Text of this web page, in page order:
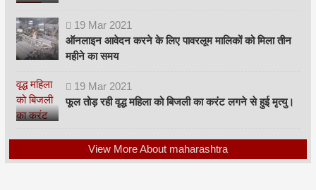
19 Mar 2021
ऑनलाइन आवेदन करने के लिए पावरलूम मालिकों को मिला तीन
महीने का समय
19 Mar 2021
फूल तोड़ रही वृद्ध महिला को बिजली का करंट लगने से हुई मृत्यु।
View More About maharashtra